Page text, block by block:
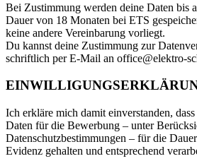
Bei Zustimmung werden deine Daten bis
Dauer von 18 Monaten bei ETS
keine andere Vereinbarung vorliegt.
Du kannst deine Zustimmung zur
schriftlich per E-Mail an office@elektro-
Ich erkläre mich damit einverstanden,
Daten für die Bewerbung – unter
Datenschutzbestimmungen – für die
Evidenz gehalten und entsprechend